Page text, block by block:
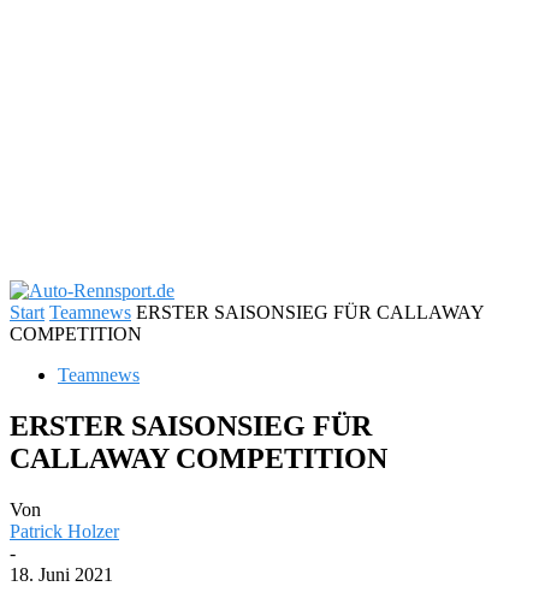
Start Teamnews ERSTER SAISONSIEG FÜR CALLAWAY
COMPETITION
Teamnews
ERSTER SAISONSIEG FÜR
CALLAWAY COMPETITION
Von
Patrick Holzer
-
18. Juni 2021